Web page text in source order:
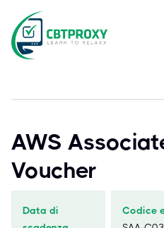
AWS
Voucher
Data di
Codice